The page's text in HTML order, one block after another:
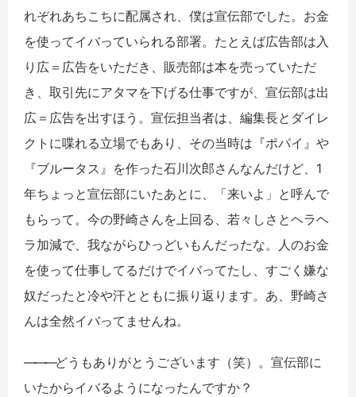
れぞれあちこちに配属され、僕は宣伝部でした。お金
を使ってイバっていられる部署。たとえば広告部は入
り広＝広告をいただき、販売部は本を売っていただ
き、取引先にアタマを下げる仕事ですが、宣伝部は出
広＝広告を出すほう。宣伝担当者は、編集長とダイレ
クトに喋れる立場でもあり、その当時は『ポパイ』や
『ブルータス』を作った石川次郎さんなんだけど、1
年ちょっと宣伝部にいたあとに、「来いよ」と呼んで
もらって。今の野崎さんを上回る、若々しさとヘラヘ
ラ加減で、我ながらひっどいもんだったな。人のお金
を使って仕事してるだけでイバってたし、すごく嫌な
奴だったと冷や汗とともに振り返ります。あ、野崎さ
んは全然イバってませんね。
―――どうもありがとうございます（笑）。宣伝部に
いたからイバるようになったんですか？